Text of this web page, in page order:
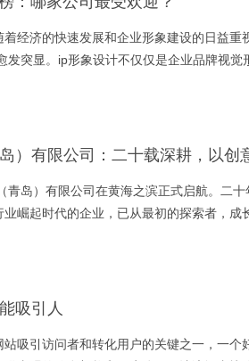
经济的快速发展和企业形象建设的日益重
发突显。ip形象设计不仅仅是企业品牌视觉
）有限公司：二十载深耕，以创
青岛）有限公司在黄海之滨正式启航。二
崛起时代的企业，已从最初的探索者，成
吸引人
吸引访问者和转化用户的关键之一，一个